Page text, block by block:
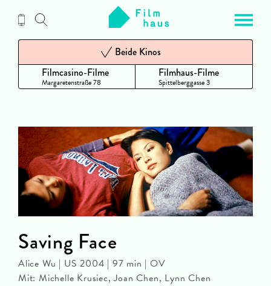
Inhalt
Filmcasino-Filme
Margaretenstraße 78
Beide Kinos
Filmhaus-Filme
Spittelberggasse 3
Saving Face
Alice Wu | US 2004 | 97 min | OV
Mit: Michelle Krusiec, Joan Chen, Lynn Chen